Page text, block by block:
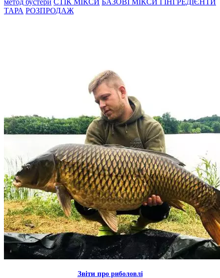
метод бустери СТIК МIКСИ БАЗОВІ МІКСИ І ІНГРЕДІЄНТИ
ТАРА РОЗПРОДАЖ
Звiти про риболовлi